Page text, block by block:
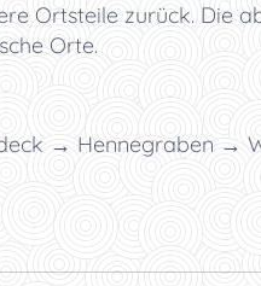
Ortsteile zurück. Die
Orte.
→ Hennegraben →